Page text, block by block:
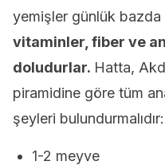
yemişler günlük
vitaminler, fiber ve
doludurlar. Hatta,
piramidine göre tüm
şeyleri bulundurmalıdır:
1-2 meyve